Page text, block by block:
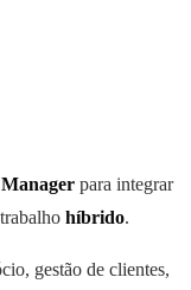
para integrar
híbrido.
gestão de clientes,